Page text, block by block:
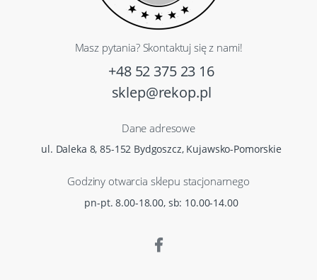
Masz pytania? Skontaktuj się z nami!
+48 52 375 23 16
sklep@rekop.pl
Dane adresowe
ul. Daleka 8, 85-152 Bydgoszcz, Kujawsko-Pomorskie
Godziny otwarcia sklepu stacjonarnego
pn-pt. 8.00-18.00, sb: 10.00-14.00